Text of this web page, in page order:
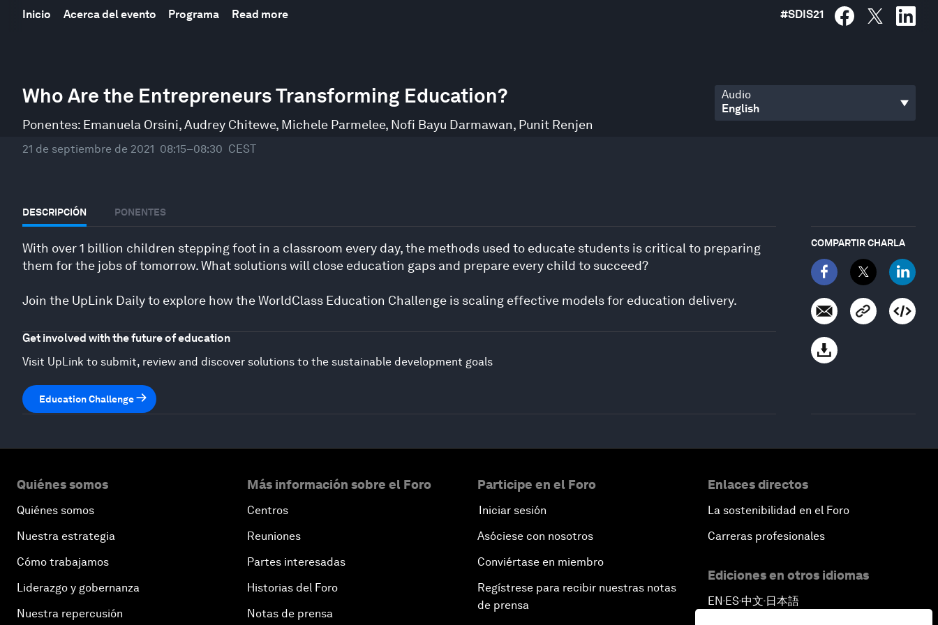
Inicio Acerca del evento Programa Read more #SDIS21
Who Are the Entrepreneurs Transforming Education?
Ponentes: Emanuela Orsini,Audrey Chitewe, Michele Parmelee, Nofi Bayu Darmawan, Punit Renjen
21 de septiembre de 2021 08:15–08:30 CEST
Audio
DESCRIPCIÓN PONENTES
With over 1 billion children stepping foot in a classroom every day, the methods used to educate students is critical to preparing
them for the jobs of tomorrow. What solutions will close education gaps and prepare every child to succeed?
Join the UpLink Daily to explore how the WorldClass Education Challenge is scaling effective models for education delivery.
Get involved with the future of education
Visit UpLink to submit, review and discover solutions to the sustainable development goals
Education Challenge
COMPARTIR CHARLA
seconds
of
minutes,
secondsVolume
90%
Quiénes somos
Quiénes somos
Nuestra estrategia
Cómo trabajamos
Liderazgo y gobernanza
Nuestra repercusión
Más información sobre el Foro
Centros
Reuniones
Partes interesadas
Historias del Foro
Notas de prensa
Participe en el Foro
Iniciar sesión
Asóciese con nosotros
Conviértase en miembro
Regístrese para recibir nuestras notas
de prensa
Enlaces directos
La sostenibilidad en el Foro
Carreras profesionales
Ediciones en otros idiomas
EN ▪ES▪中文▪ 日本語